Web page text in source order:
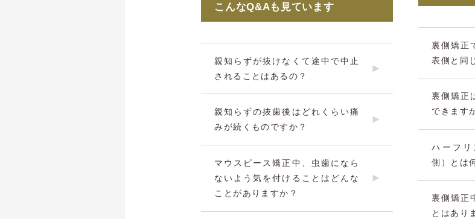
こんなQ&Aも見ています
親知らずが抜けなくて途中で中止
されることはあるの？
親知らずの抜歯後はどれくらい痛
みが続くものですか？
マウスピース矯正中、虫歯になら
ないよう気を付けることはどんな
ことがありますか？
裏側矯正
表側と同
裏側矯正
できます
ハーフ
側）とは
裏側矯正
とはあり